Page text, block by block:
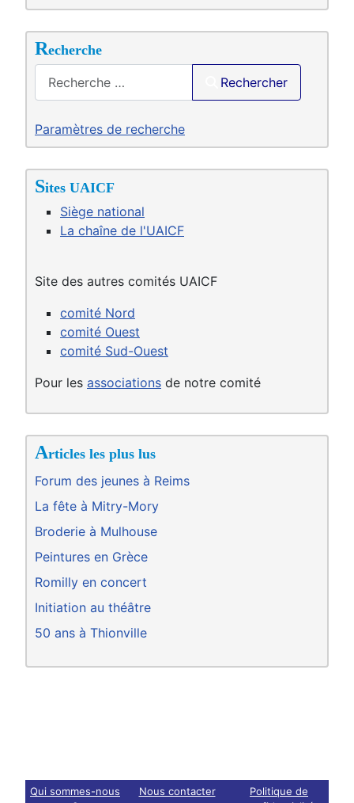
Recherche
Rechercher
Paramètres de recherche
Sites UAICF
Siège national
La chaîne de l'UAICF
Site des autres comités UAICF
comité Nord
comité Ouest
comité Sud-Ouest
Pour les associations de notre comité
Articles les plus lus
Forum des jeunes à Reims
La fête à Mitry-Mory
Broderie à Mulhouse
Peintures en Grèce
Romilly en concert
Initiation au théâtre
50 ans à Thionville
Qui sommes-nous
Nous contacter
Politique de